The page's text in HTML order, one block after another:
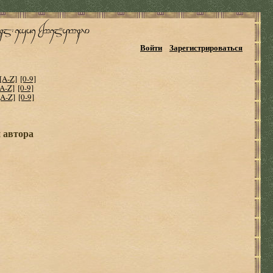
Войти Зарегистрироваться
Z] [0-9]
Z] [0-9]
Z] [0-9]